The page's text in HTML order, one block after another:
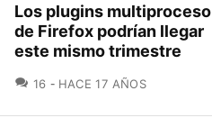
Los plugins multiproceso
de Firefox podrían llegar
este mismo trimestre
16 COMENTARIOS
HACE 17 AÑOS